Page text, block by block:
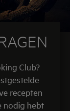
Club?
recepten
nodig hebt